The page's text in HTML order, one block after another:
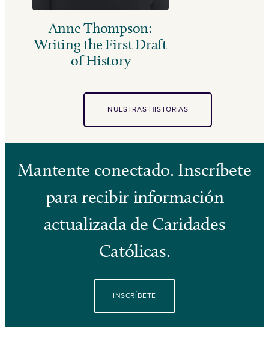
Anne Thompson:
Writing the First Draft
of History
NUESTRAS HISTORIAS
Mantente conectado. Inscríbete
para recibir información
actualizada de Caridades
Católicas.
INSCRÍBETE